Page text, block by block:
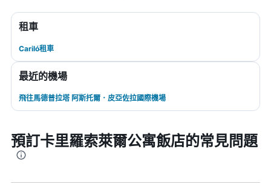
租車
Cariló租車
最近的機場
飛往馬德普拉塔 阿斯托爾．皮亞佐拉國際機場
預訂卡里羅索萊爾公寓飯店的常見問題